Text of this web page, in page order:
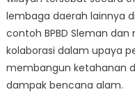
lembaga daerah lainnya
contoh BPBD Sleman
kolaborasi dalam upaya
membangun ketahanan
dampak bencana alam.